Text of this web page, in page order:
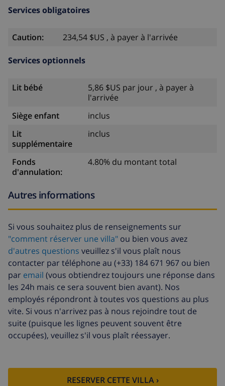
Services obligatoires
Caution: 234,54 $US , à payer à l'arrivée
Services optionnels
Lit bébé
5,86 $US par jour , à payer à
l'arrivée
Siège enfant
inclus
Lit
supplémentaire
inclus
Fonds
d'annulation:
4.80% du montant total
Autres informations
Si vous souhaitez plus de renseignements sur
"comment réserver une villa" ou bien vous avez
d'autres questions veuillez s'il vous plaît nous
contacter par téléphone au (+33) 184 671 967 ou bien
par email (vous obtiendrez toujours une réponse dans
les 24h mais ce sera souvent bien avant). Nos
employés répondront à toutes vos questions au plus
vite. Si vous n'arrivez pas à nous rejoindre tout de
suite (puisque les lignes peuvent souvent être
occupées), veuillez s'il vous plaît réessayer.
RESERVER CETTE VILLA ›